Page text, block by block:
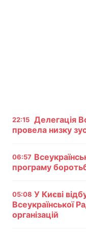
22:15 Делегація
провела низку
06:57
програму
05:08 У Києві
Всеукраїнської
організацій